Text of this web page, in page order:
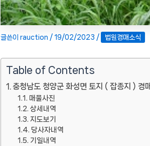
글쓴이 rauction / 19/02/2023 / 법원경매소식
Table of Contents
충청남도 청양군 화성면 토지 ( 잡종지 ) 경
매물사진
상세내역
지도보기
당사자내역
기일내역